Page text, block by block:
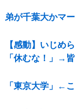
弟が千葉大かマ
【感動】いじめ
「休むな！」→
「東京大学」←